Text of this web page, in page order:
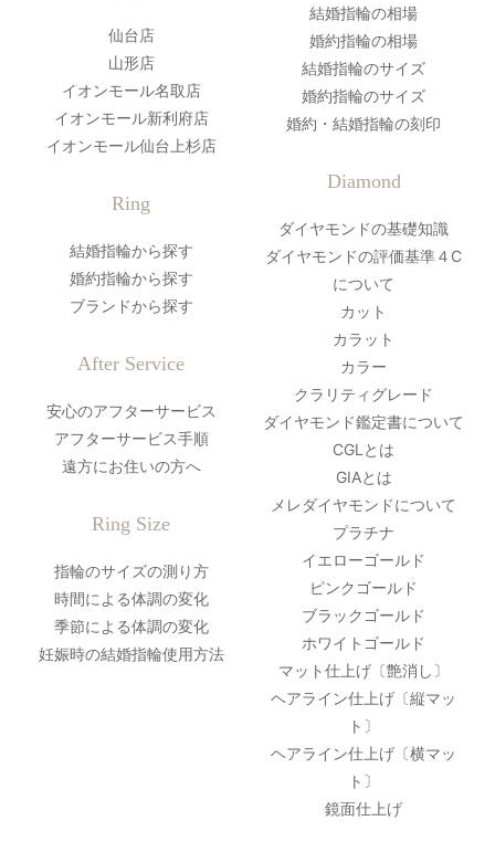
仙台店
山形店
イオンモール名取店
イオンモール新利府店
イオンモール仙台上杉店
Ring
結婚指輪から探す
婚約指輪から探す
ブランドから探す
After Service
安心のアフターサービス
アフターサービス手順
遠方にお住いの方へ
Ring Size
指輪のサイズの測り方
時間による体調の変化
季節による体調の変化
妊娠時の結婚指輪使用方法
結婚指輪の相場
婚約指輪の相場
結婚指輪のサイズ
婚約指輪のサイズ
婚約・結婚指輪の刻印
Diamond
ダイヤモンドの基礎知識
ダイヤモンドの評価基準４C
について
カット
カラット
カラー
クラリティグレード
ダイヤモンド鑑定書について
CGLとは
GIAとは
メレダイヤモンドについて
プラチナ
イエローゴールド
ピンクゴールド
ブラックゴールド
ホワイトゴールド
マット仕上げ〔艶消し〕
ヘアライン仕上げ〔縦マッ
ト〕
ヘアライン仕上げ〔横マッ
ト〕
鏡面仕上げ